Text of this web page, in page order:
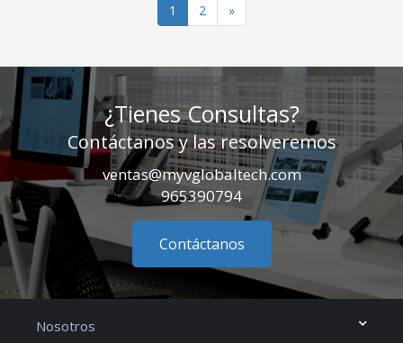
1 (actual)
2 »
¿Tienes Consultas?
Contáctanos y las resolveremos
ventas@myvglobaltech.com
965390794
Contáctanos
Nosotros